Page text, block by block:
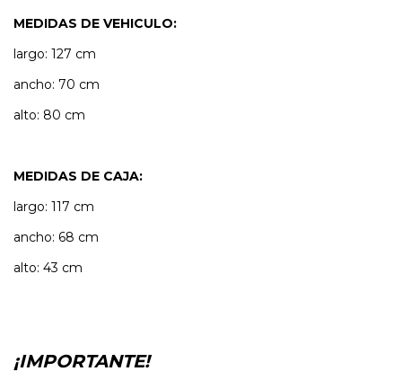
MEDIDAS DE VEHICULO:
largo: 127 cm
ancho: 70 cm
alto: 80 cm
MEDIDAS DE CAJA:
largo: 117 cm
ancho: 68 cm
alto: 43 cm
¡IMPORTANTE!